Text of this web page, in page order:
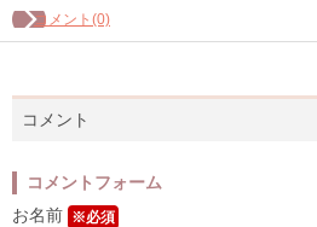
コメント(0)
コメント
コメントフォーム
お名前 ※必須